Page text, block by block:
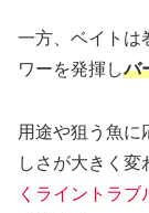
一方、ベイトは
ワーを発揮しバ
用途や狙う魚に
しさが大きく変
くライントラブ